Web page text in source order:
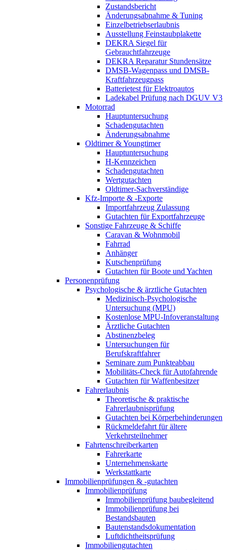
Zustandsbericht
Änderungsabnahme & Tuning
Einzelbetriebserlaubnis
Ausstellung Feinstaubplakette
DEKRA Siegel für
Gebrauchtfahrzeuge
DEKRA Reparatur Stundensätze
DMSB-Wagenpass und DMSB-
Kraftfahrzeugpass
Batterietest für Elektroautos
Ladekabel Prüfung nach DGUV V3
Motorrad
Hauptuntersuchung
Schadengutachten
Änderungsabnahme
Oldtimer & Youngtimer
Hauptuntersuchung
H-Kennzeichen
Schadengutachten
Wertgutachten
Oldtimer-Sachverständige
Kfz-Importe & -Exporte
Importfahrzeug Zulassung
Gutachten für Exportfahrzeuge
Sonstige Fahrzeuge & Schiffe
Caravan & Wohnmobil
Fahrrad
Anhänger
Kutschenprüfung
Gutachten für Boote und Yachten
Personenprüfung
Psychologische & ärztliche Gutachten
Medizinisch-Psychologische
Untersuchung (MPU)
Kostenlose MPU-Infoveranstaltung
Ärztliche Gutachten
Abstinenzbeleg
Untersuchungen für
Berufskraftfahrer
Seminare zum Punkteabbau
Mobilitäts-Check für Autofahrende
Gutachten für Waffenbesitzer
Fahrerlaubnis
Theoretische & praktische
Fahrerlaubnisprüfung
Gutachten bei Körperbehinderungen
Rückmeldefahrt für ältere
Verkehrsteilnehmer
Fahrtenschreiberkarten
Fahrerkarte
Unternehmenskarte
Werkstattkarte
Immobilienprüfungen & -gutachten
Immobilienprüfung
Immobilienprüfung baubegleitend
Immobilienprüfung bei
Bestandsbauten
Bautenstandsdokumentation
Luftdichtheitsprüfung
Immobiliengutachten